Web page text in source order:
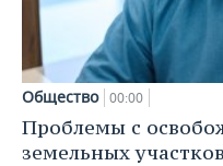
Общество 00:00
Проблемы с
земельных